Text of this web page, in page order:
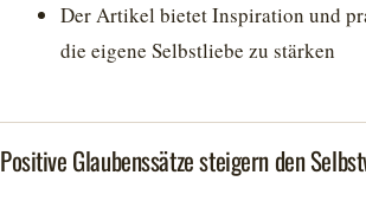
Der Artikel bietet Inspiration und
die eigene Selbstliebe zu stärken
Positive Glaubenssätze steigern den